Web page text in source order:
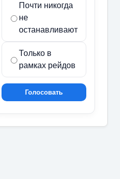
Почти никогда
не
останавливают
Только в
рамках рейдов
Голосовать